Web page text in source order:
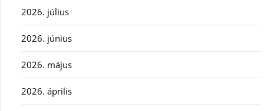
2026. július
2026. június
2026. május
2026. április